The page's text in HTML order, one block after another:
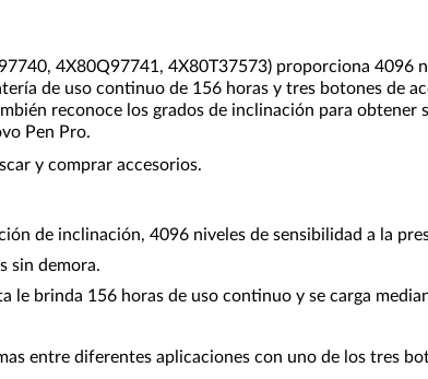
4X80Q97741, 4X80T37573) proporciona
de uso continuo de 156 horas y tres botones de
reconoce los grados de inclinación para
Pen Pro.
y comprar accesorios.
de inclinación, 4096 niveles de sensibilidad a la
sin demora.
le brinda 156 horas de uso continuo y se carga
entre diferentes aplicaciones con uno de los tres